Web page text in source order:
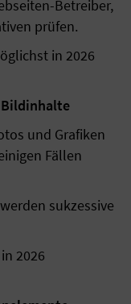
Betreiber,
prüfen.
in 2026
und Grafiken
Fällen
sukzessive
2026